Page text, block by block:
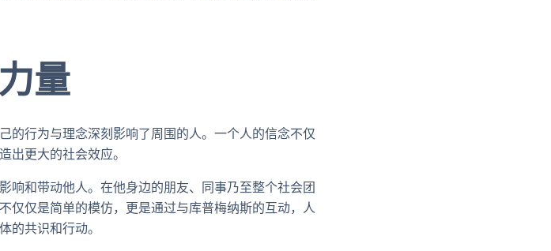
量
的行为与理念深刻影响了周围的人。一个人的信念不仅
出更大的社会效应。
响和带动他人。在他身边的朋友、同事乃至整个社会团
仅仅是简单的模仿，更是通过与库普梅纳斯的互动，人
的共识和行动。